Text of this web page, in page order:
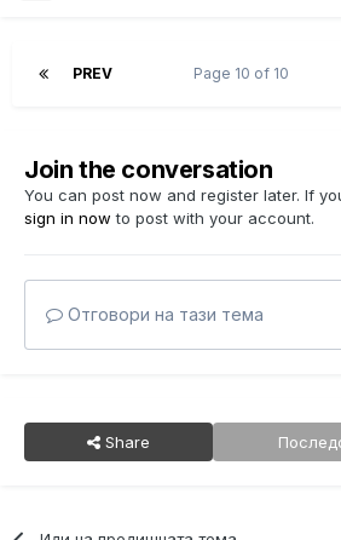
PREV Page 10 of 10
Join the conversation
You can post now and register later. If
sign in now to post with your account.
Отговори на тази тема
Share